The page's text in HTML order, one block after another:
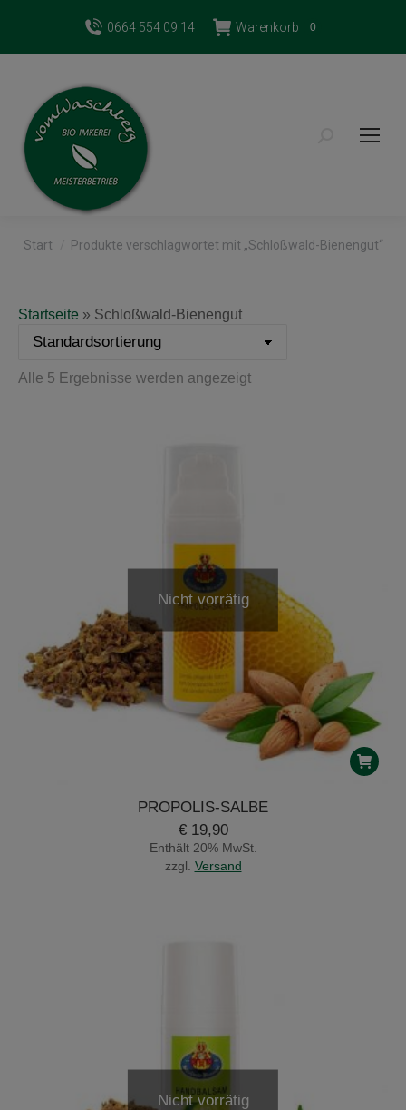
0664 554 09 14 Warenkorb 0
Search:
Start Produkte verschlagwortet mit „Schloßwald-Bienengut“
Startseite » Schloßwald-Bienengut
Alle 5 Ergebnisse werden angezeigt
Nicht vorrätig
PROPOLIS-SALBE
€19,90
Enthält 20% MwSt.
zzgl. Versand
Nicht vorrätig